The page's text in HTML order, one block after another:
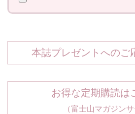
本誌プレゼントへのご
お得な定期購読は
（富士山マガジンサ